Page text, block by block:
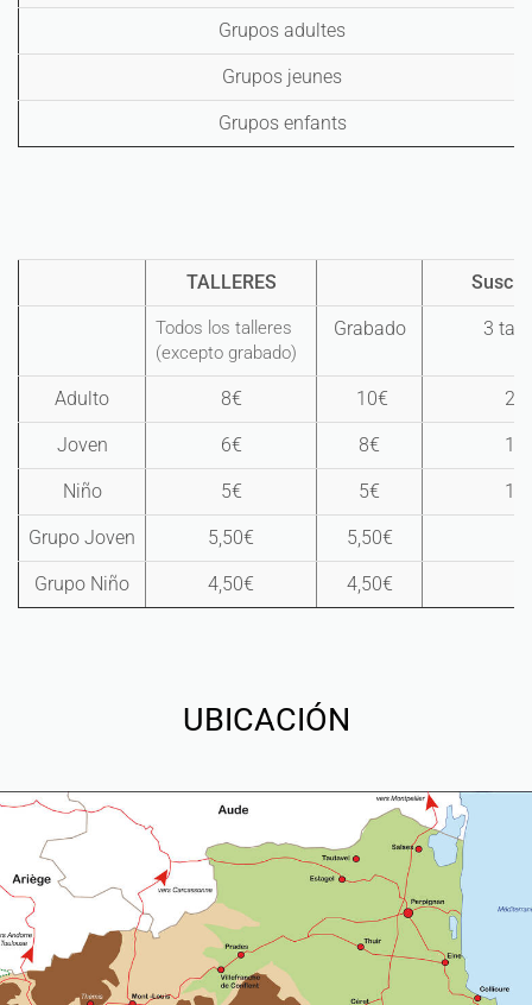
Grupos adultes
Grupos jeunes
Grupos enfants
TALLERES
Todos los talleres
(excepto grabado)
Grabado 3
Adulto 8€ 10€
Joven 6€ 8€
Niño 5€ 5€
Grupo Joven 5,50€ 5,50€
Grupo Niño 4,50€ 4,50€
UBICACIÓN